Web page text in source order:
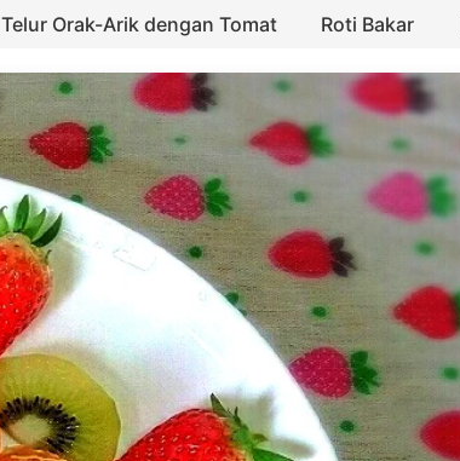
Telur Orak-Arik dengan Tomat Roti Bakar